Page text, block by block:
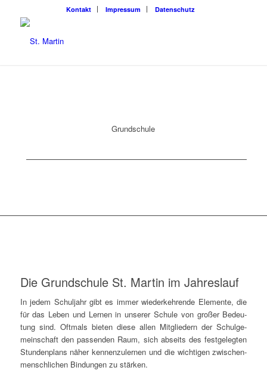
Kon­takt Impres­sum Daten­schutz
Grund­schu­le
Die Grund­schu­le St. Mar­tin im Jahreslauf
In jedem Schul­jahr gibt es immer wie­der­keh­ren­de Ele­men­te, die
für das Leben und Ler­nen in unse­rer Schu­le von gro­ßer Bedeu­
tung sind. Oft­mals bie­ten die­se allen Mit­glie­dern der Schul­ge­
mein­schaft den pas­sen­den Raum, sich abseits des fest­ge­leg­ten
Stun­den­plans näher ken­nen­zu­ler­nen und die wich­ti­gen zwi­schen­
mensch­li­chen Bin­dun­gen zu stärken.